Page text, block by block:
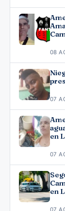
08
07
en
07
en
07